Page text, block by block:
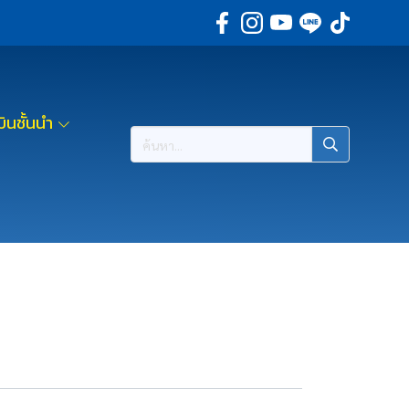
นชั้นนำ